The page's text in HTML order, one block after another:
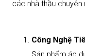
các nhà thầu chuyên
Công Nghệ